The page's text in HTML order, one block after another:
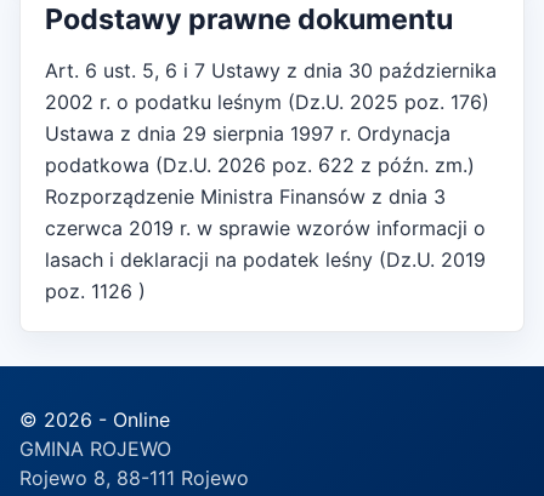
Podstawy prawne dokumentu
Art. 6 ust. 5, 6 i 7 Ustawy z dnia 30 października
2002 r. o podatku leśnym (Dz.U. 2025 poz. 176)
Ustawa z dnia 29 sierpnia 1997 r. Ordynacja
podatkowa (Dz.U. 2026 poz. 622 z późn. zm.)
Rozporządzenie Ministra Finansów z dnia 3
czerwca 2019 r. w sprawie wzorów informacji o
lasach i deklaracji na podatek leśny (Dz.U. 2019
poz. 1126 )
© 2026 - Online
GMINA ROJEWO
Rojewo 8, 88-111 Rojewo